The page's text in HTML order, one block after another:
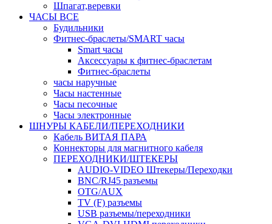
Шпагат,веревки
ЧАСЫ ВСЕ
Будильники
Фитнес-браслеты/SMART часы
Smart часы
Аксессуары к фитнес-браслетам
Фитнес-браслеты
часы наручные
Часы настенные
Часы песочные
Часы электронные
ШНУРЫ КАБЕЛИ/ПЕРЕХОДНИКИ
Кабель ВИТАЯ ПАРА
Коннекторы для магнитного кабеля
ПЕРЕХОДНИКИ/ШТЕКЕРЫ
AUDIO-VIDEO Штекеры/Переходки
BNC/RJ45 разъемы
OTG/AUX
TV (F) разъемы
USB разъемы/переходники